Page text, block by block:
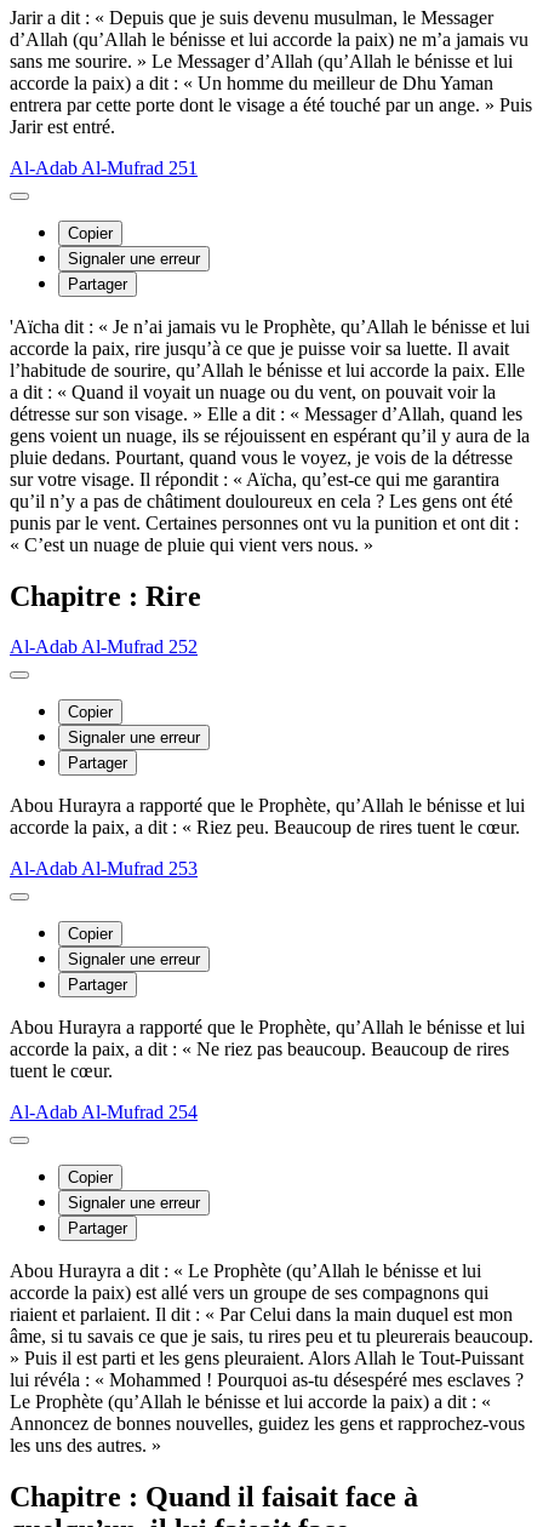
Jarir a dit : « Depuis que je suis devenu musulman, le Messager
d’Allah (qu’Allah le bénisse et lui accorde la paix) ne m’a jamais vu
sans me sourire. » Le Messager d’Allah (qu’Allah le bénisse et lui
accorde la paix) a dit : « Un homme du meilleur de Dhu Yaman
entrera par cette porte dont le visage a été touché par un ange. » Puis
Jarir est entré.
Al-Adab Al-Mufrad 251
Copier
Signaler une erreur
Partager
'Aïcha dit : « Je n’ai jamais vu le Prophète, qu’Allah le bénisse et lui
accorde la paix, rire jusqu’à ce que je puisse voir sa luette. Il avait
l’habitude de sourire, qu’Allah le bénisse et lui accorde la paix. Elle
a dit : « Quand il voyait un nuage ou du vent, on pouvait voir la
détresse sur son visage. » Elle a dit : « Messager d’Allah, quand les
gens voient un nuage, ils se réjouissent en espérant qu’il y aura de la
pluie dedans. Pourtant, quand vous le voyez, je vois de la détresse
sur votre visage. Il répondit : « Aïcha, qu’est-ce qui me garantira
qu’il n’y a pas de châtiment douloureux en cela ? Les gens ont été
punis par le vent. Certaines personnes ont vu la punition et ont dit :
« C’est un nuage de pluie qui vient vers nous. »
Chapitre : Rire
Al-Adab Al-Mufrad 252
Copier
Signaler une erreur
Partager
Abou Hurayra a rapporté que le Prophète, qu’Allah le bénisse et lui
accorde la paix, a dit : « Riez peu. Beaucoup de rires tuent le cœur.
Al-Adab Al-Mufrad 253
Copier
Signaler une erreur
Partager
Abou Hurayra a rapporté que le Prophète, qu’Allah le bénisse et lui
accorde la paix, a dit : « Ne riez pas beaucoup. Beaucoup de rires
tuent le cœur.
Al-Adab Al-Mufrad 254
Copier
Signaler une erreur
Partager
Abou Hurayra a dit : « Le Prophète (qu’Allah le bénisse et lui
accorde la paix) est allé vers un groupe de ses compagnons qui
riaient et parlaient. Il dit : « Par Celui dans la main duquel est mon
âme, si tu savais ce que je sais, tu rires peu et tu pleurerais beaucoup.
» Puis il est parti et les gens pleuraient. Alors Allah le Tout-Puissant
lui révéla : « Mohammed ! Pourquoi as-tu désespéré mes esclaves ?
Le Prophète (qu’Allah le bénisse et lui accorde la paix) a dit : «
Annoncez de bonnes nouvelles, guidez les gens et rapprochez-vous
les uns des autres. »
Chapitre : Quand il faisait face à